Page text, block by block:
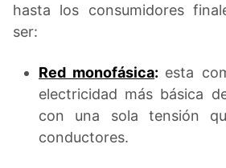
hasta los consumidores
ser:
Red monofásica: esta
electricidad más básica
con una sola tensión
conductores.